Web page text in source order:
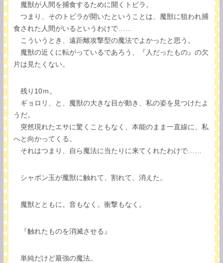
魔獣が人間を捕食するために開くトビラ。
つまり、そのトビラが開いたということは、魔獣に狙われ捕
食された人間がいるというわけで……
こういうとき、遠距離攻撃型の魔法でよかったと思う。
魔獣の近くに転がっているであろう、『人だったもの』の欠
片は見たくない。
残り10ｍ。
ギョロリ、と、魔獣の大きな目が動き、私の姿を見つけたよ
うだ。
突然現れたエサに驚くこともなく、本能のまま一直線に、私
へと向かってくる。
それはつまり、自ら魔法に当たりに来てくれたわけで……
シャボン玉が魔獣に触れて、割れて、消えた。
魔獣とともに。音もなく。衝撃もなく。
『触れたものを消滅させる』
単純だけど最強の魔法。